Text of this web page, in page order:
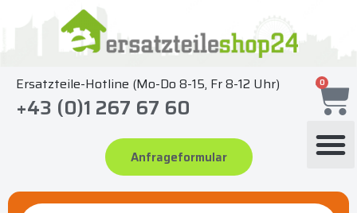
springen
Ersatzteile-Hotline (Mo-Do 8-15, Fr 8-12 Uhr)
+43 (0)1 267 67 60
Anfrageformular
0